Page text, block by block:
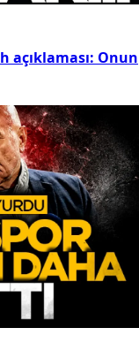
açıklaması: Onun